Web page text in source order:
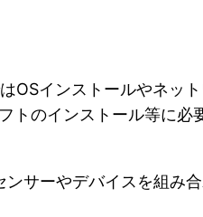
OSインストールやネッ
トのインストール等に必
サーやデバイスを組み